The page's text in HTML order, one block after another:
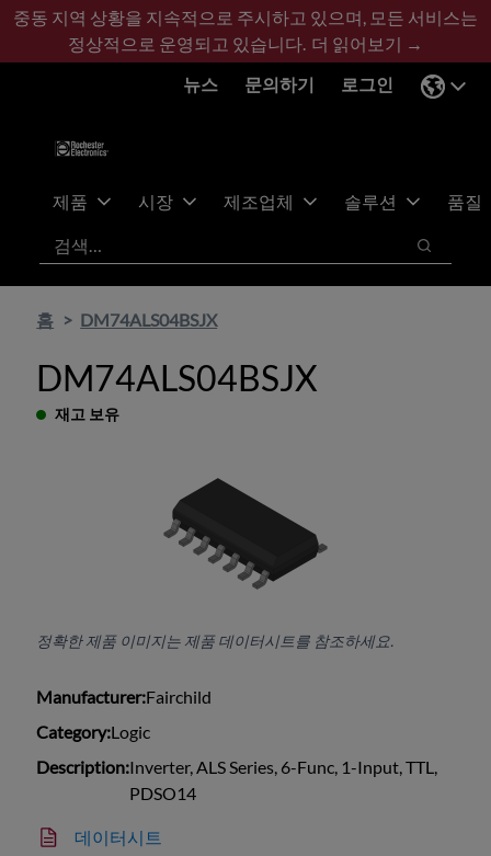
기
콘
바
글
중동 지역 상황을 지속적으로 주시하고 있으며, 모든 서비스는
정상적으로 운영되고 있습니다. 더 읽어보기 →
뉴스
문의하기 로그인
제품 시장 제조업체 솔루션
품질
검색
검색
홈 DM74ALS04BSJX
DM74ALS04BSJX
재고 보유
정확한 제품 이미지는 제품 데이터시트를 참조하세요.
Manufacturer:Fairchild
Category:Logic
Description:Inverter, ALS Series, 6-Func, 1-Input, TTL,
PDSO14
데이터시트